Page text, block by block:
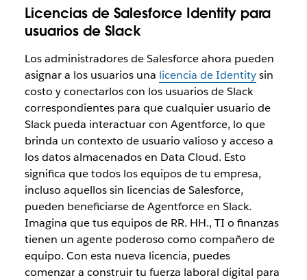
Licencias de Salesforce Identity para
usuarios de Slack
Los administradores de Salesforce ahora pueden
asignar a los usuarios una licencia de Identitysin
costo y conectarlos con los usuarios de Slack
correspondientes para que cualquier usuario de
Slack pueda interactuar con Agentforce, lo que
brinda un contexto de usuario valioso y acceso a
los datos almacenados en Data Cloud. Esto
significa que todos los equipos de tu empresa,
incluso aquellos sin licencias de Salesforce,
pueden beneficiarse de Agentforce en Slack.
Imagina que tus equipos de RR. HH., TI o finanzas
tienen un agente poderoso como compañero de
equipo. Con esta nueva licencia, puedes
comenzar a construir tu fuerza laboral digital para